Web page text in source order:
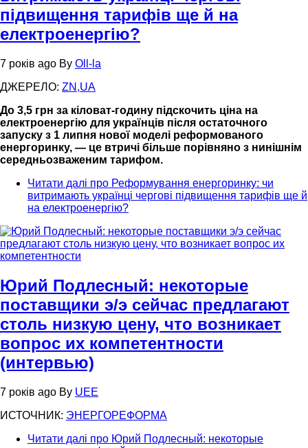
підвищення тарифів ще й на
електроенергію?
7 років ago By Oll-la
ДЖЕРЕЛО: ZN,UA
До 3,5 грн за кіловат-годину підскочить ціна на
електроенергію для українців після остаточного
запуску з 1 липня нової моделі реформованого
енергоринку, — це втричі більше порівняно з нинішнім
середньозваженим тарифом.
Читати далі про Реформування енергоринку: чи
витримають українці чергові підвищення тарифів ще й
на електроенергію?
Юрий Подлесный: некоторые
поставщики э/э сейчас предлагают
столь низкую цену, что возникает
вопрос их компетентности
(интервью)
7 років ago By UEE
ИСТОЧНИК: ЭНЕРГОРЕФОРМА
Читати далі про Юрий Подлесный: некоторые